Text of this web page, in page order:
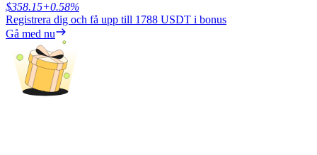
BTC Welcome Rewards
$358.15+0.58%
Registrera dig och få upp till 1788 USDT i bonus
Gå med nu